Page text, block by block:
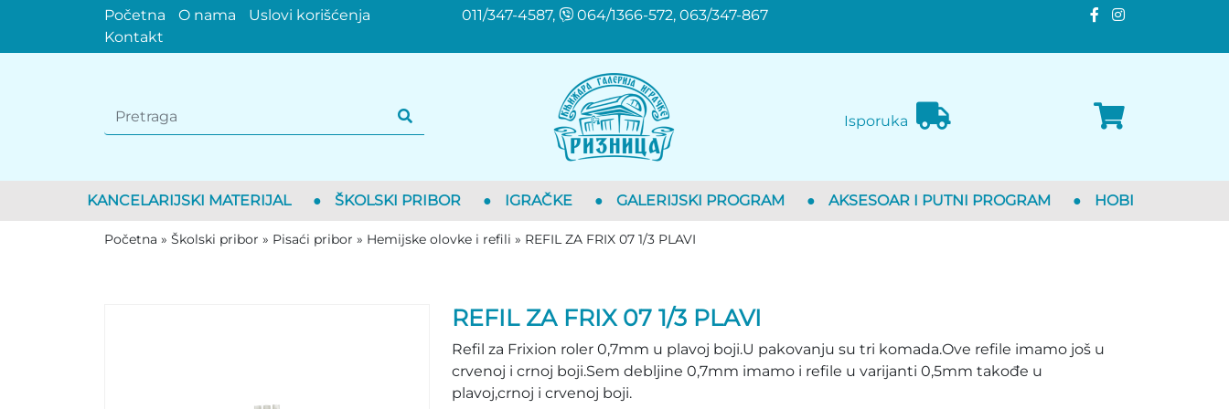
Početna O nama
Uslovi korišćenja
Kontakt
011/347-4587, 064/1366-572, 063/347-867
Isporuka
KANCELARIJSKI MATERIJAL ● ŠKOLSKI PRIBOR ● IGRAČKE ● GALERIJSKI PROGRAM ● AKSESOAR I PUTNI PROGRAM ● HOBI
Početna » Školski pribor » Pisaći pribor » Hemijske olovke i refili » REFIL ZA FRIX 07 1/3 PLAVI
REFIL ZA FRIX 07 1/3 PLAVI
Refil za Frixion roler 0,7mm u plavoj boji.U pakovanju su tri komada.Ove refile imamo još u
crvenoj i crnoj boji.Sem debljine 0,7mm imamo i refile u varijanti 0,5mm takođe u
plavoj,crnoj i crvenoj boji.